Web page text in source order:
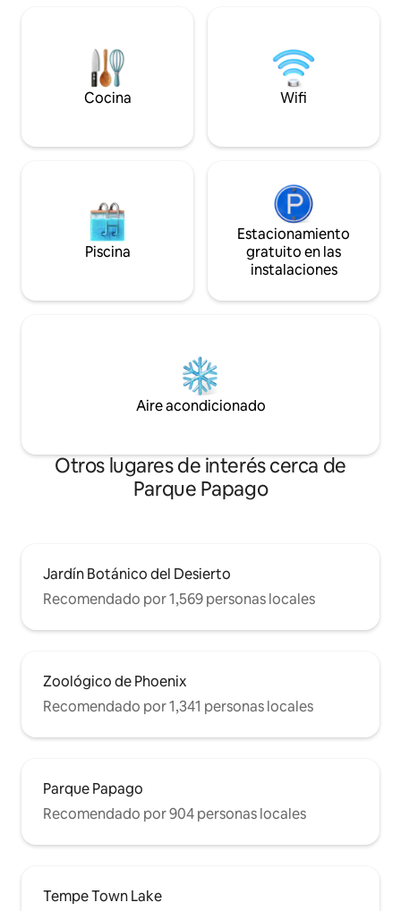
unos minutos del casco antiguo de
Scottsdale, Mill Avenue y muchas de las
principales atracciones del Valle. 7
minutos → ASU y el centro de Tempe 10
en coche del
atracciones de
fácil desde este
Cocina Wifi
Piscina
Estacionamiento
gratuito en las
instalaciones
Aire acondicionado
Otros lugares de interés cerca de
Parque Papago
Jardín Botánico del Desierto
Recomendado por 1,569 personas locales
Zoológico de Phoenix
Recomendado por 1,341 personas locales
Parque Papago
Recomendado por 904 personas locales
Tempe Town Lake